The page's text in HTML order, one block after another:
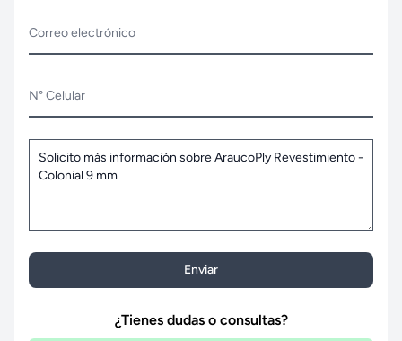
Correo electrónico
N° Celular
Enviar
¿Tienes dudas o consultas?